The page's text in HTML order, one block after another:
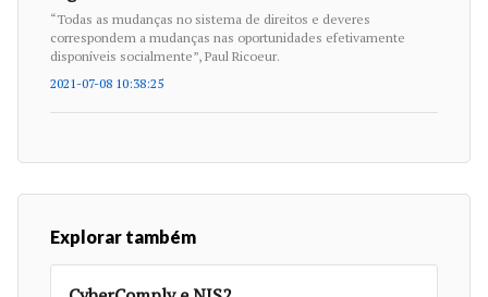
“Todas as mudanças no sistema de direitos e deveres
correspondem a mudanças nas oportunidades efetivamente
disponíveis socialmente”, Paul Ricoeur.
2021-07-08 10:38:25
Explorar também